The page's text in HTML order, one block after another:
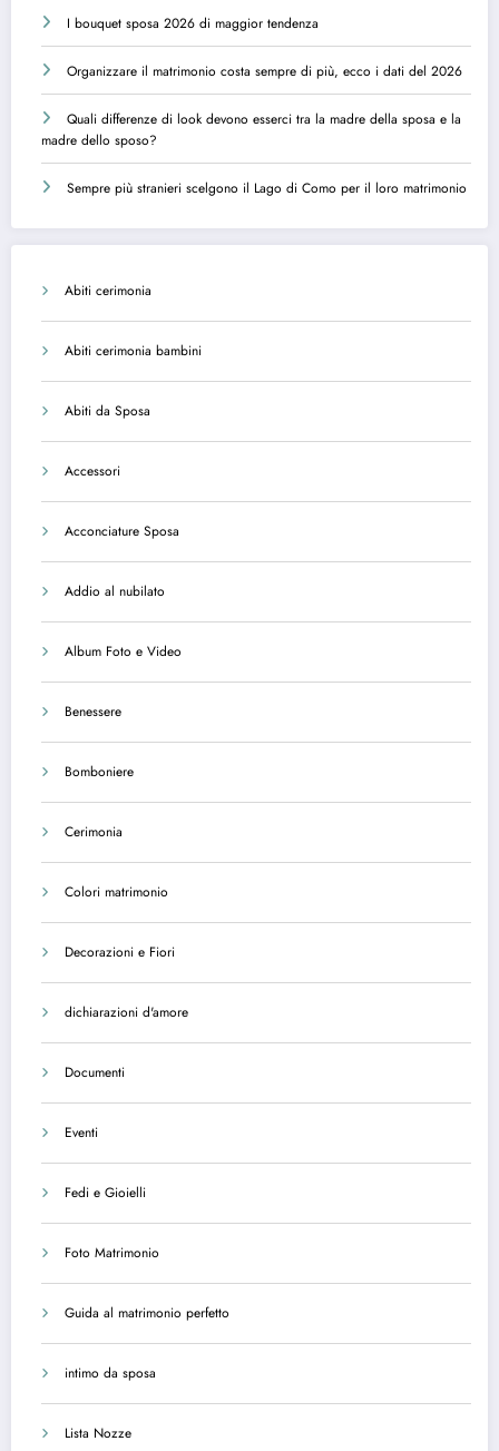
I bouquet sposa 2026 di maggior tendenza
Organizzare il matrimonio costa sempre di più, ecco i dati del 2026
Quali differenze di look devono esserci tra la madre della sposa e la
madre dello sposo?
Sempre più stranieri scelgono il Lago di Como per il loro matrimonio
Abiti cerimonia
Abiti cerimonia bambini
Abiti da Sposa
Accessori
Acconciature Sposa
Addio al nubilato
Album Foto e Video
Benessere
Bomboniere
Cerimonia
Colori matrimonio
Decorazioni e Fiori
dichiarazioni d'amore
Documenti
Eventi
Fedi e Gioielli
Foto Matrimonio
Guida al matrimonio perfetto
intimo da sposa
Lista Nozze